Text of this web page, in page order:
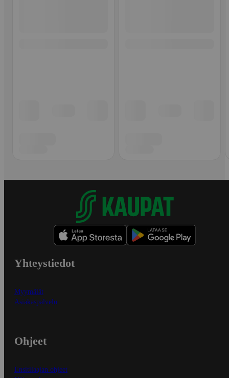
Yhteystiedot
Myymälät
Asiakaspalvelu
Ohjeet
Ensitilaajan ohjeet